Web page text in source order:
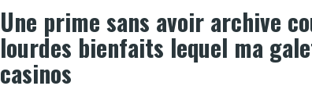
Une prime sans avoir archive
lourdes bienfaits lequel ma
casinos